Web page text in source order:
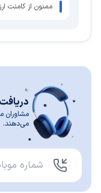
ممنون از کامنت
مشاوران
می‌دهند.